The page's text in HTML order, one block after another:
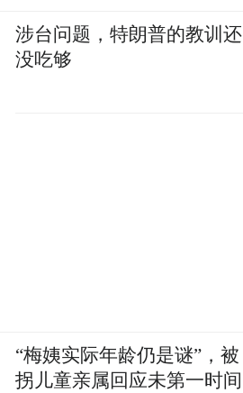
涉台问题，特朗普的教训还
没吃够
“梅姨实际年龄仍是谜”，被
拐儿童亲属回应未第一时间